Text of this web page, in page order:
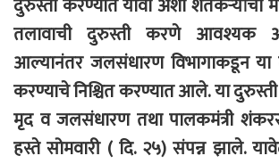
तलावाची दुरुस्ती करणे आवश्यक
आल्यानंतर जलसंधारण विभागाकडून या
करण्याचे निश्चित करण्यात आले. या
मृद व जलसंधारण तथा पालकमंत्री
हस्ते सोमवारी ( दि. २५) संपन्न झाले.